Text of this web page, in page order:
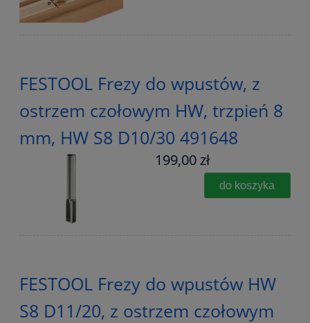
FESTOOL Frezy do wpustów, z
ostrzem czołowym HW, trzpień 8
mm, HW S8 D10/30 491648
199,00 zł
do koszyka
FESTOOL Frezy do wpustów HW
S8 D11/20, z ostrzem czołowym